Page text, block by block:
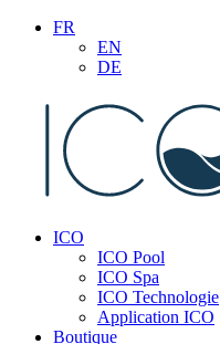
FR
EN
DE
ICO
ICO Pool
ICO Spa
ICO Technologie
Application ICO
Boutique